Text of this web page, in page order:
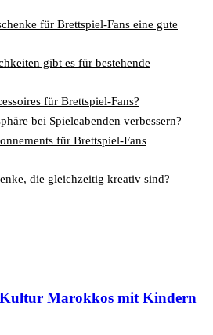
für Brettspiel-Fans eine gute
gibt es für bestehende
für Brettspiel-Fans?
bei Spieleabenden verbessern?
für Brettspiel-Fans
die gleichzeitig kreativ sind?
Kultur Marokkos mit Kindern